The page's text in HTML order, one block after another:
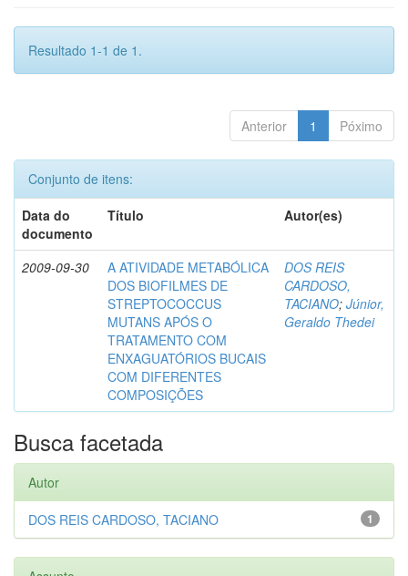
Resultado 1-1 de 1.
Anterior 1 Póximo
Conjunto de itens:
Data do
documento
Título Autor(es)
2009-09-30
A ATIVIDADE METABÓLICA
DOS BIOFILMES DE
STREPTOCOCCUS
MUTANS APÓS O
TRATAMENTO COM
ENXAGUATÓRIOS BUCAIS
COM DIFERENTES
COMPOSIÇÕES
DOS REIS
CARDOSO,
TACIANO; Júnior,
Geraldo Thedei
Busca facetada
Autor
1
DOS REIS CARDOSO, TACIANO